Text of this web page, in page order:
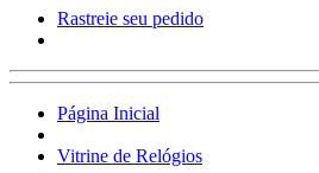
Rastreie seu pedido
Página Inicial
Vitrine de Relógios